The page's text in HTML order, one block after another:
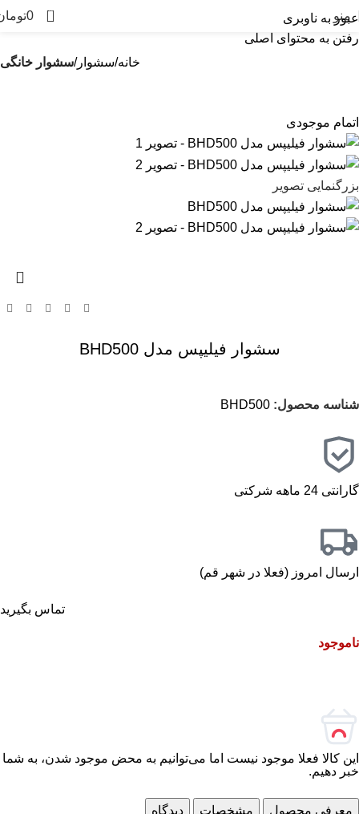
عبور به ناوبری
رفتن به محتوای اصلی
منو 0
0
خانه سشوار سشوار خانگی
اتمام موجودی
بزرگنمایی تصویر
سشوار فیلیپس مدل BHD500
شناسه محصول: BHD500
گارانتی 24 ماهه شرکتی
ارسال امروز (فعلا در شهر قم)
تماس بگیرید
ناموجود
این کالا فعلا موجود نیست اما می‌توانیم به محض موجود شدن، به شما
خبر دهیم.
معرفی محصول مشخصات دیدگاه